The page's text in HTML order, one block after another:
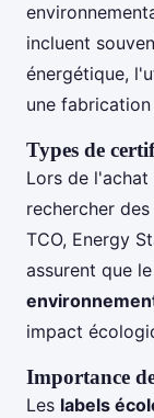
incluent
énergétique,
une
Types de
Lors de
rechercher des
TCO, Energy
assurent que
impact
Importance
Les labels